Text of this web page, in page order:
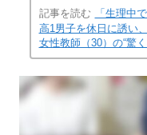
記事を読む
「生理中
高1男子を休日に誘い
女性教師（30）の“驚